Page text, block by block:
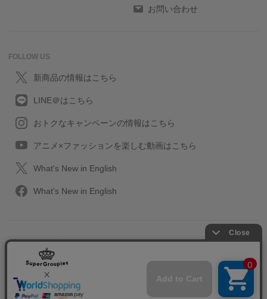
お問い合わせ
FOLLOW US
新商品の情報はこちら
LINE＠はこちら
おトクなキャンペーンの情報はこちら
アニメ×ファッションを楽しむ動画はこちら
What's New in English
What's New in English
プライバシーポリシー
特定取引に関する法律
会社情報/採用情報